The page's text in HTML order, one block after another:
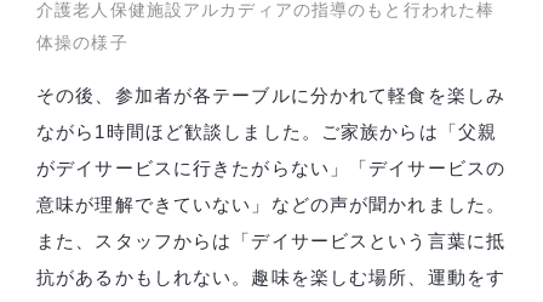
介護老人保健施設アルカディアの指導のもと行われた棒
体操の様子
その後、参加者が各テーブルに分かれて軽食を楽しみ
ながら1時間ほど歓談しました。ご家族からは「父親
がデイサービスに行きたがらない」「デイサービスの
意味が理解できていない」などの声が聞かれました。
また、スタッフからは「デイサービスという言葉に抵
抗があるかもしれない。趣味を楽しむ場所、運動をす